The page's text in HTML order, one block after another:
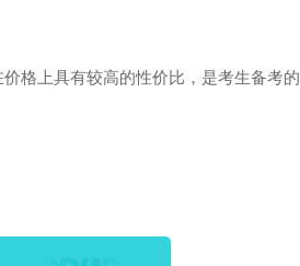
价格上具有较高的性价比，是考生备考的